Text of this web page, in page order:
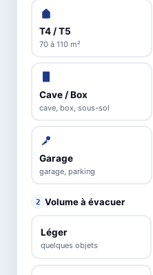
T4 / T5
70 à 110 m²
Cave / Box
cave, box, sous-sol
Garage
garage, parking
2 Volume à évacuer
Léger
quelques objets